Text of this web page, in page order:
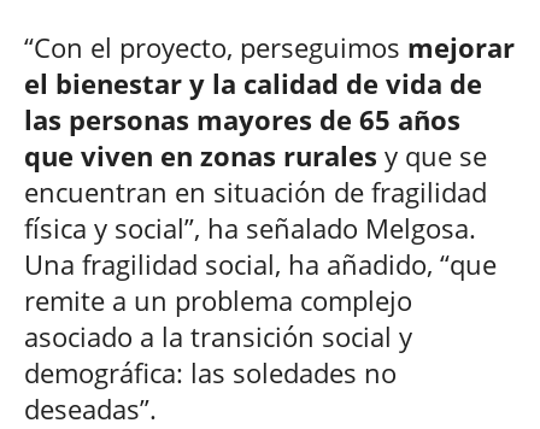
“Con el proyecto, perseguimos mejorar
el bienestar y la calidad de vida de
las personas mayores de 65 años
que viven en zonas rurales y que se
encuentran en situación de fragilidad
física y social”, ha señalado Melgosa.
Una fragilidad social, ha añadido, “que
remite a un problema complejo
asociado a la transición social y
demográfica: las soledades no
deseadas”.